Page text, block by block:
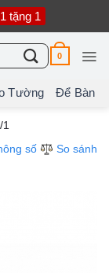
tặng 1
0
Tường Để Bàn
số So sánh